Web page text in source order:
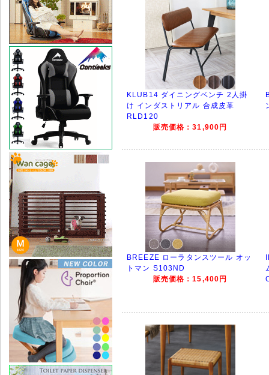
KLUB14 ダイニングベンチ 2人掛
け インダストリアル 合成皮革
RLD120
販売価格：31,900円
BREEZE ローラタンスツール オッ
トマン S103ND
販売価格：15,400円